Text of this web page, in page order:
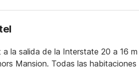
a la salida de la Interstate 20 a 16
Mansion. Todas las